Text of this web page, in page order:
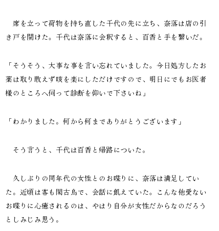
席を立って荷物を持ち直した千代の先に立ち、奈落は店の引
き戸を開けた。千代は奈落に会釈すると、百香と手を繋いだ。
「そうそう、大事な事を言い忘れていました。今日処方したお
薬は取り敢えず咳を楽にしただけですので、明日にでもお医者
様のところへ伺って診断を仰いで下さいね」
「わかりました。何から何までありがとうございます」
そう言うと、千代は百香と帰路についた。
久しぶりの同年代の女性とのお喋りに、奈落は満足してい
た。近頃は客も閑古鳥で、会話に飢えていた。こんな他愛ない
お喋りに心癒されるのは、やはり自分が女性だからなのだろう
としみじみ思う。